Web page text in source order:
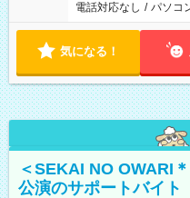
電話対応なし / パソコ
気になる！
＜SEKAI NO OWARI
公演のサポートバイト